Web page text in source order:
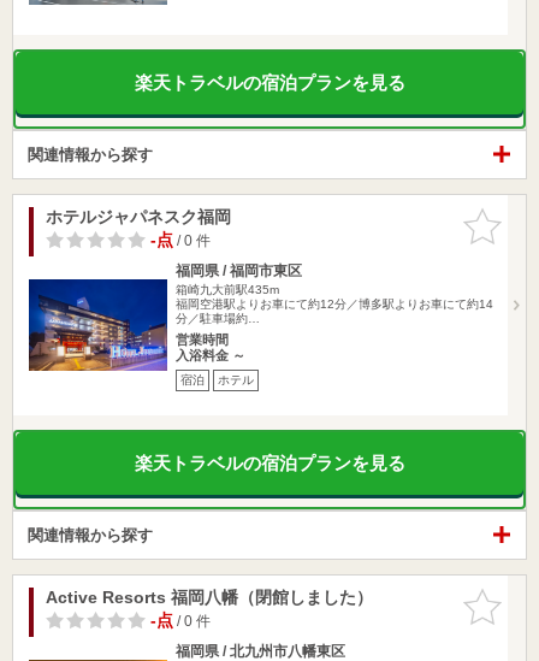
楽天トラベルの宿泊プランを見る
関連情報から探す
お気に入
りに追加
ホテルジャパネスク福岡
-点/ 0 件
福岡県 / 福岡市東区
箱崎九大前駅435m
福岡空港駅よりお車にて約12分／博多駅よりお車にて約14
分／駐車場約…
営業時間
入浴料金 ～
宿泊 ホテル
楽天トラベルの宿泊プランを見る
関連情報から探す
お気に入
りに追加
Active Resorts 福岡八幡（閉館しました）
-点/ 0 件
福岡県 / 北九州市八幡東区